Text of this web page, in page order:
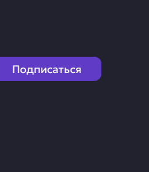
Подписаться